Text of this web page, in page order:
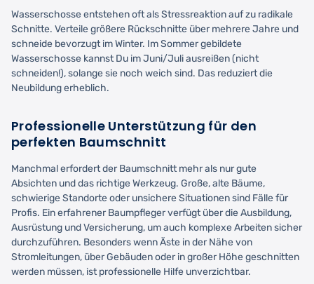
Wasserschosse entstehen oft als Stressreaktion auf zu radikale
Schnitte. Verteile größere Rückschnitte über mehrere Jahre und
schneide bevorzugt im Winter. Im Sommer gebildete
Wasserschosse kannst Du im Juni/Juli ausreißen (nicht
schneiden!), solange sie noch weich sind. Das reduziert die
Neubildung erheblich.
Professionelle Unterstützung für den
perfekten Baumschnitt
Manchmal erfordert der Baumschnitt mehr als nur gute
Absichten und das richtige Werkzeug. Große, alte Bäume,
schwierige Standorte oder unsichere Situationen sind Fälle für
Profis. Ein erfahrener Baumpfleger verfügt über die Ausbildung,
Ausrüstung und Versicherung, um auch komplexe Arbeiten sicher
durchzuführen. Besonders wenn Äste in der Nähe von
Stromleitungen, über Gebäuden oder in großer Höhe geschnitten
werden müssen, ist professionelle Hilfe unverzichtbar.